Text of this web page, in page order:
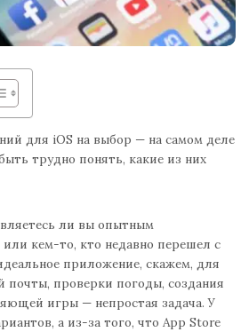
для iOS на выбор — на самом деле
трудно понять, какие из них
ли вы опытным
или кем-то, кто недавно перешел с
приложение, скажем, для
почты, проверки погоды, создания
игры — непростая задача. У
а из-за того, что App Store